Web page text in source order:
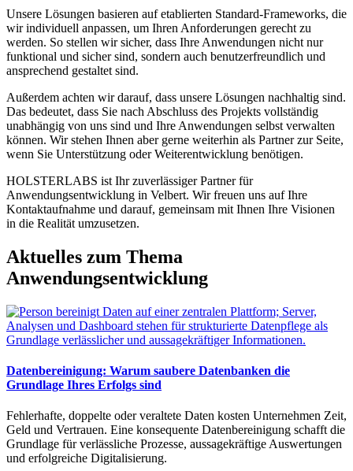
Unsere Lösungen basieren auf etablierten Standard-Frameworks, die
wir individuell anpassen, um Ihren Anforderungen gerecht zu
werden. So stellen wir sicher, dass Ihre Anwendungen nicht nur
funktional und sicher sind, sondern auch benutzerfreundlich und
ansprechend gestaltet sind.
Außerdem achten wir darauf, dass unsere Lösungen nachhaltig sind.
Das bedeutet, dass Sie nach Abschluss des Projekts vollständig
unabhängig von uns sind und Ihre Anwendungen selbst verwalten
können. Wir stehen Ihnen aber gerne weiterhin als Partner zur Seite,
wenn Sie Unterstützung oder Weiterentwicklung benötigen.
HOLSTERLABS ist Ihr zuverlässiger Partner für
Anwendungsentwicklung in Velbert. Wir freuen uns auf Ihre
Kontaktaufnahme und darauf, gemeinsam mit Ihnen Ihre Visionen
in die Realität umzusetzen.
Aktuelles zum Thema
Anwendungsentwicklung
Datenbereinigung: Warum saubere Datenbanken die
Grundlage Ihres Erfolgs sind
Fehlerhafte, doppelte oder veraltete Daten kosten Unternehmen Zeit,
Geld und Vertrauen. Eine konsequente Datenbereinigung schafft die
Grundlage für verlässliche Prozesse, aussagekräftige Auswertungen
und erfolgreiche Digitalisierung.